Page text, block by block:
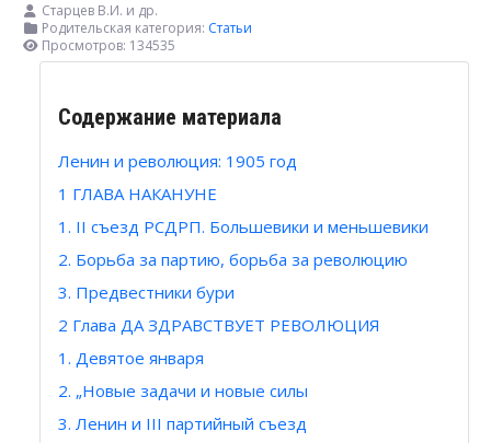
Старцев В.И. и др.
Родительская категория: Статьи
Просмотров: 134535
Содержание материала
Ленин и революция: 1905 год
1 ГЛАВА НАКАНУНЕ
1. II съезд РСДРП. Большевики и меньшевики
2. Борьба за партию, борьба за революцию
3. Предвестники бури
2 Глава ДА ЗДРАВСТВУЕТ РЕВОЛЮЦИЯ
1. Девятое января
2. „Новые задачи и новые силы
3. Ленин и III партийный съезд